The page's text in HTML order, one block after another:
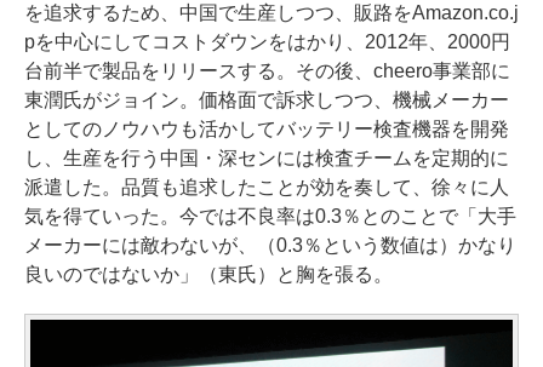
を追求するため、中国で生産しつつ、販路をAmazon.co.j
pを中心にしてコストダウンをはかり、2012年、2000円
台前半で製品をリリースする。その後、cheero事業部に
東潤氏がジョイン。価格面で訴求しつつ、機械メーカー
としてのノウハウも活かしてバッテリー検査機器を開発
し、生産を行う中国・深センには検査チームを定期的に
派遣した。品質も追求したことが効を奏して、徐々に人
気を得ていった。今では不良率は0.3％とのことで「大手
メーカーには敵わないが、（0.3％という数値は）かなり
良いのではないか」（東氏）と胸を張る。